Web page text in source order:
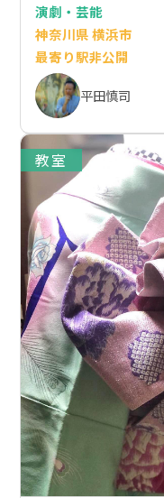
演劇・芸能
神奈川県 横浜市
最寄り駅非公開
平田慎司
教室